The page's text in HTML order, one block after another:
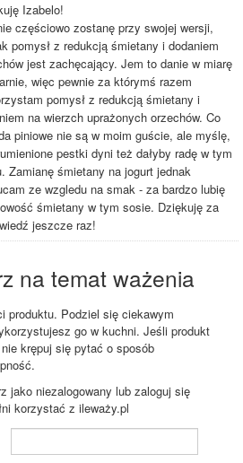
Izabelo!
częściowo zostanę przy swojej wersji,
pomysł z redukcją śmietany i dodaniem
jest zachęcający. Jem to danie w miarę
więc pewnie za którymś razem
pomysł z redukcją śmietany i
na wierzch uprażonych orzechów. Co
piniowe nie są w moim guście, ale myślę,
pestki dyni też dałyby radę w tym
Zamianę śmietany na jogurt jednak
ze wzgledu na smak - za bardzo lubię
śmietany w tym sosie. Dziękuję za
jeszcze raz!
na temat ważenia
produktu. Podziel się ciekawym
go w kuchni. Jeśli produkt
krępuj się pytać o sposób
jako niezalogowany lub zaloguj się
korzystać z ileważy.pl